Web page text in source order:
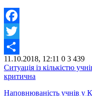
Facebook
Twitter
Share
11.10.2018, 12:11 0 3 439
Ситуація із кількістю
критична
Наповнюваність учнів у